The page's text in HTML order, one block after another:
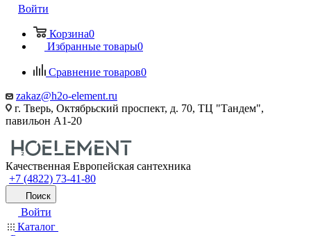
Войти
Корзина0
Избранные товары0
Сравнение товаров0
zakaz@h2o-element.ru
г. Тверь, Октябрьский проспект, д. 70, ТЦ "Тандем",
павильон А1-20
Качественная Европейская сантехника
+7 (4822) 73-41-80
Поиск
Войти
Каталог